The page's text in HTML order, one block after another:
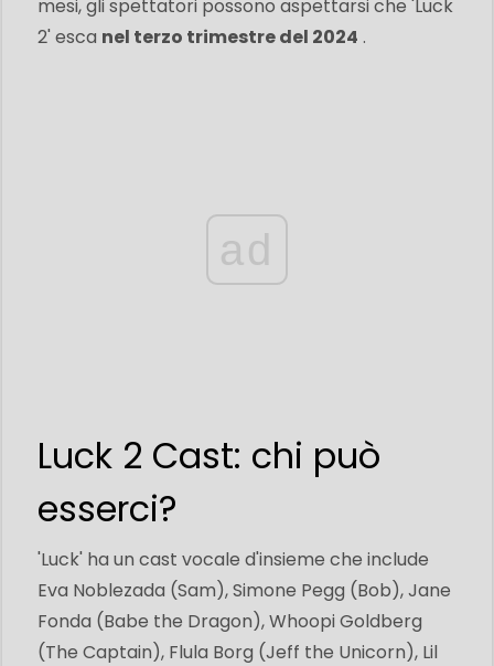
mesi, gli spettatori possono aspettarsi che 'Luck
2' esca nel terzo trimestre del 2024 .
ad
Luck 2 Cast: chi può
esserci?
'Luck' ha un cast vocale d'insieme che include
Eva Noblezada (Sam), Simone Pegg (Bob), Jane
Fonda (Babe the Dragon), Whoopi Goldberg
(The Captain), Flula Borg (Jeff the Unicorn), Lil